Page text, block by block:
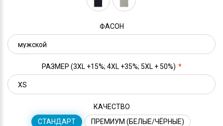
ФАСОН
РАЗМЕР (3XL +15%; 4XL +35%; 5XL + 50%)
КАЧЕСТВО
СТАНДАРТ
ПРЕМИУМ (БЕЛЫЕ/ЧЁРНЫЕ)